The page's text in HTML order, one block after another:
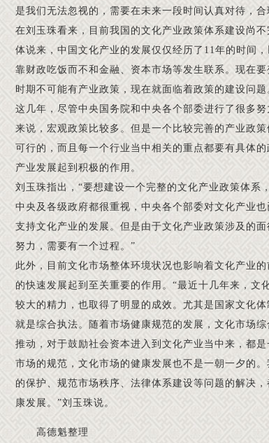
是我们无法忽视的，需要在未来一段时间认真对待，合
在刘玉珠看来，目前我国的文化产业政策体系建设尚
体说来，中国文化产业的发展仅仅经历了11年的时间
靠财政吃饭而不和金融、资本市场等发生联系。现在
时期不可能有产业政策，现在就面临着政策的建设问题
这几年，尽管中央国务院和中央各个部委进行了很多
来说，宏观政策比较多。但是一个比较完善的产业政
可行的，而且每一个行业当中相关的重点都要有具体
产业发展起到积极的作用。
刘玉珠指出，“要想建设一个完整的文化产业政策体系
中央及各级政府都很重视，中央各个部委对文化产业
支持文化产业的发展。但是由于文化产业政策涉及的
努力，需要有一个过程。”
此外，目前文化市场整体环境状况也影响着文化产业
的快速发展起到至关重要的作用。“最近十几年来，文
较大的精力，也取得了明显的成效。尤其是国家文化
就是综合执法。随着市场健康规范的发展，文化市场
推动，对于鼓励社会资本进入到文化产业当中来，都
市场的规范，文化市场的健康发展也不是一朝一夕的
的保护、规范市场秩序、法律体系建设等问题的解决
康发展。”刘玉珠说。
高德魁整理